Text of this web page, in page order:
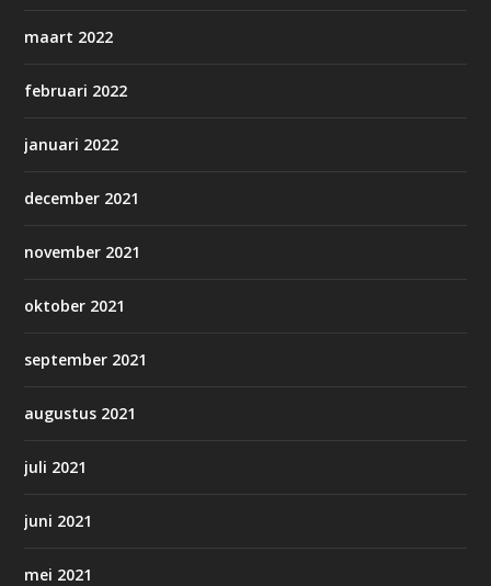
maart 2022
februari 2022
januari 2022
december 2021
november 2021
oktober 2021
september 2021
augustus 2021
juli 2021
juni 2021
mei 2021